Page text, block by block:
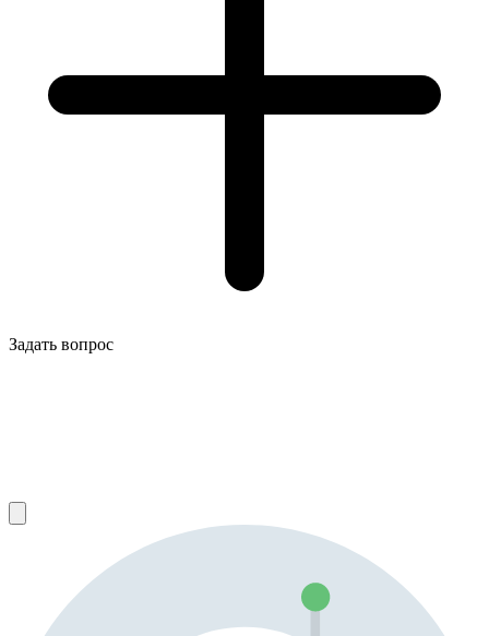
Задать вопрос